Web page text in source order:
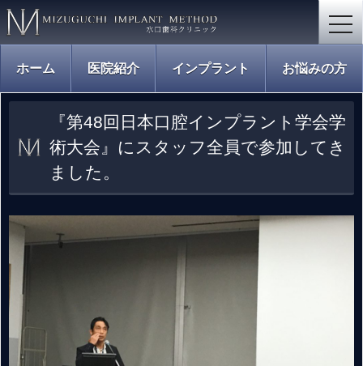
ホーム 医院紹介 インプラント お悩みの方
『第48回日本口腔インプラント学会学
術大会』にスタッフ全員で参加してき
ました。